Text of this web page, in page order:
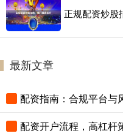
正规配资炒股
最新文章
配资指南：合规平台与
配资开户流程，高杠杆